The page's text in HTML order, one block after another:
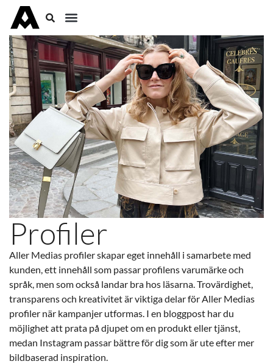
Profiler
Aller Medias profiler skapar eget innehåll i samarbete med
kunden, ett innehåll som passar profilens varumärke och
språk, men som också landar bra hos läsarna. Trovärdighet,
transparens och kreativitet är viktiga delar för Aller Medias
profiler när kampanjer utformas. I en bloggpost har du
möjlighet att prata på djupet om en produkt eller tjänst,
medan Instagram passar bättre för dig som är ute efter mer
bildbaserad inspiration.